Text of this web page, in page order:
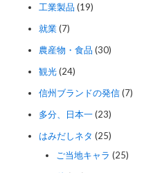
工業製品 (19)
就業(7)
農産物・食品 (30)
観光(24)
信州ブランドの発信(7)
多分、日本一(23)
はみだしネタ (25)
ご当地キャラ (25)